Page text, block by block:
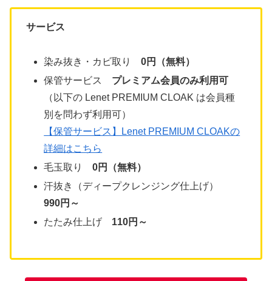
サービス
染み抜き・カビ取り0円（無料）
保管サービス プレミアム会員のみ利用可
（以下の Lenet PREMIUM CLOAK は会員種
別を問わず利用可）
【保管サービス】Lenet PREMIUM CLOAKの
詳細はこちら
毛玉取り0円（無料）
汗抜き（ディープクレンジング仕上げ）
990円～
たたみ仕上げ 110円～